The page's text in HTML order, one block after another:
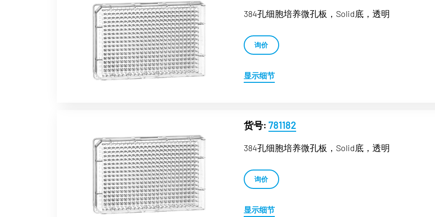
384孔细胞培养微孔板，Solid底，透明
询价
显示细节
货号: 781182
384孔细胞培养微孔板，Solid底，透明
询价
显示细节